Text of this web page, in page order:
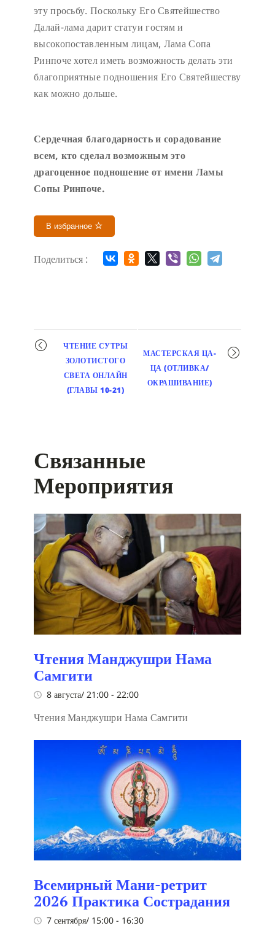
эту просьбу. Поскольку Его Святейшество
Далай-лама дарит статуи гостям и
высокопоставленным лицам, Лама Сопа
Ринпоче хотел иметь возможность делать эти
благоприятные подношения Его Святейшеству
как можно дольше.
Сердечная благодарность и сорадование
всем, кто сделал возможным это
драгоценное подношение от имени Ламы
Сопы Ринпоче.
В избранное
Поделиться :
Мероприятие
навигация
ЧТЕНИЕ СУТРЫ
ЗОЛОТИСТОГО
СВЕТА ОНЛАЙН
(ГЛАВЫ 10-21)
МАСТЕРСКАЯ ЦА-
ЦА (ОТЛИВКА/
ОКРАШИВАНИЕ)
Связанные
Мероприятия
Чтения Манджушри Нама
Самгити
8 августа/ 21:00 - 22:00
Чтения Манджушри Нама Самгити
Всемирный Мани-ретрит
2026 Практика Сострадания
7 сентября/ 15:00 - 16:30